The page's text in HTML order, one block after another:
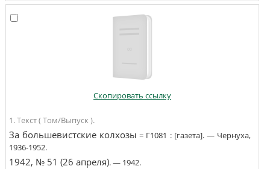
Скопировать ссылку
1. Текст ( Том/Выпуск ).
За большевистские колхозы = Г1081 : [газета]. —Чернуха,
1936-1952.
1942, № 51 (26 апреля). —1942.